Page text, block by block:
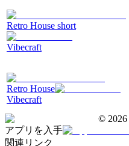
Retro House short
Vibecraft
Retro House
Vibecraft
© 2026
アプリを入手
関連リンク